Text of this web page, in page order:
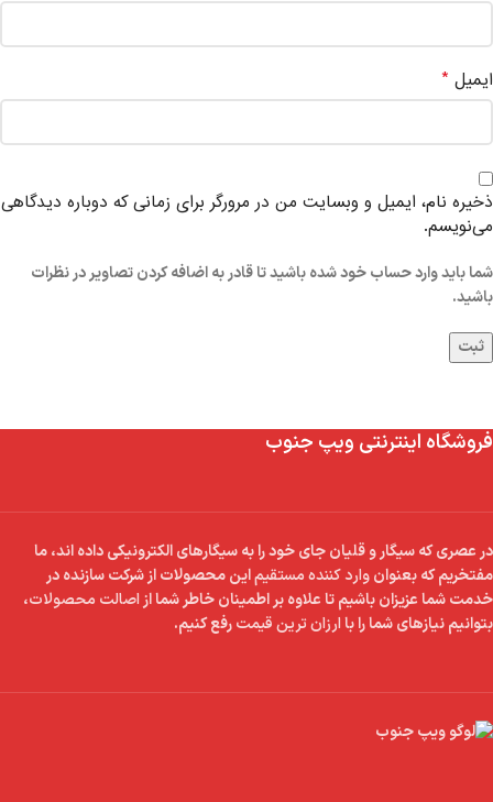
ایمیل *
ذخیره نام، ایمیل و وبسایت من در مرورگر برای زمانی که دوباره دیدگاهی
می‌نویسم.
شما باید وارد حساب خود شده باشید تا قادر به اضافه کردن تصاویر در نظرات
باشید.
فروشگاه اینترنتی ویپ جنوب
در عصری که سیگار و قلیان جای خود را به سیگارهای الکترونیکی داده اند، ما
مفتخریم که بعنوانوارد کننده مستقیماین محصولات از شرکت سازنده در
خدمت شما عزیزان باشیم تا علاوه بر اطمینان خاطر شما از اصالت محصولات،
بتوانیم نیازهای شما را باارزان ترین قیمترفع کنیم.